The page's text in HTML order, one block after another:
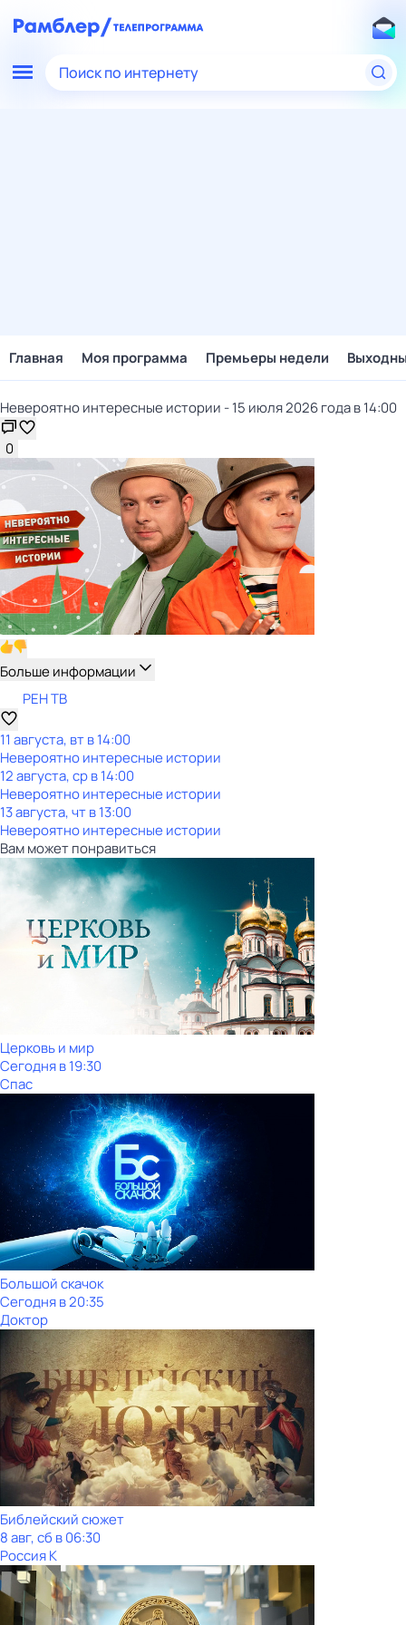
Поиск по интернету
Главная Моя программа Премьеры недели
Невероятно интересные истории - 15 июля 2026 года в 14:00
0
Больше информации
РЕН ТВ
11 августа, вт в 14:00
Невероятно интересные истории
12 августа, ср в 14:00
Невероятно интересные истории
13 августа, чт в 13:00
Невероятно интересные истории
Вам может понравиться
Церковь и мир
Сегодня в 19:30
Спас
Большой скачок
Сегодня в 20:35
Доктор
Библейский сюжет
8 авг, сб в 06:30
Россия К